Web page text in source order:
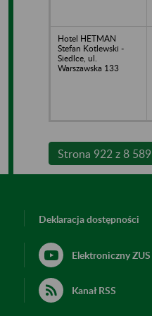
Hotel HETMAN
Stefan Kotlewski -
Siedlce, ul.
Warszawska 133
Strona 922 z 8 589
Deklaracja dostępności
Elektroniczny ZUS
Kanał RSS